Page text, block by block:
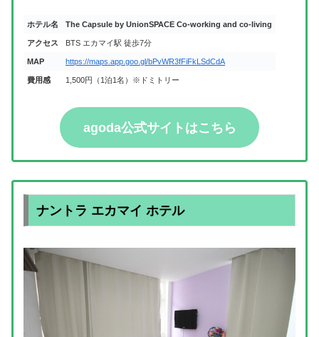
ホテル名 The Capsule by UnionSPACE Co-working and co-living
アクセス BTS エカマイ駅 徒歩7分
MAP https://maps.app.goo.gl/bPvWR3fFiFkLSdCdA
費用感 1,500円（1泊1名）※ドミトリー
agoda公式サイトはこちら
ナントラ エカマイ ホテル